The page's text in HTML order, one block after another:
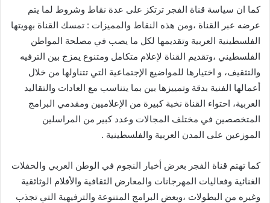
كما ان سياسة قناة الفجر ترتكز على عدة نقاط وشروط لما يتم
عرضه عبر القناة ،ومن هذه النقاط والمميزات : تمسك القناة بهويتها
الفلسطينية العربية وتقديمها لكل ما يصب في مصلحة المواطن
الفلسطيني ،وتقديم القناة لإعلام متكامل ومتنوع يمزج بين الترفيه
والتثقيف، و اختيارها للمواضيع الإجتماعية التي تتناولها من خلال
أعمالها الفنية بدقة وتمييزها بين بما يتناسب مع العادات والتقاليد
العربية، احتواء القناة نخبة كبيرة من الإعلاميين ومقدمي البرامج
المتخصصين في مختلف المجالات وعدد كبير من المراسلين
الموزعين على المدن العربية والفلسطينية .
كما تهتم قناة الفجر بعرض أخبار النجوم في الوطن العربي والحفلات
الغنائية وفعاليات المهرجانات والمعارض الثقافية والأفلام الوثائقية
وغيره من البطولات ،وبعض البرامج المتنوعة والترفيهية التي تجذب